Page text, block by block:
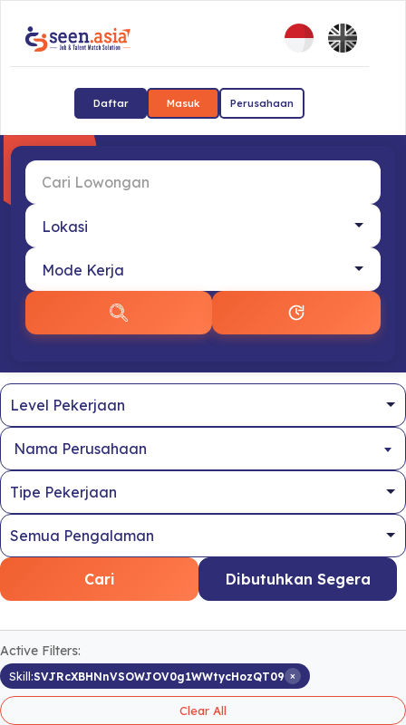
Daftar Masuk Perusahaan
Nama Perusahaan
Cari Dibutuhkan Segera
Active Filters:
Skill:SVJRcXBHNnVSOWJOV0g1WWtycHozQT09 ×
Clear All